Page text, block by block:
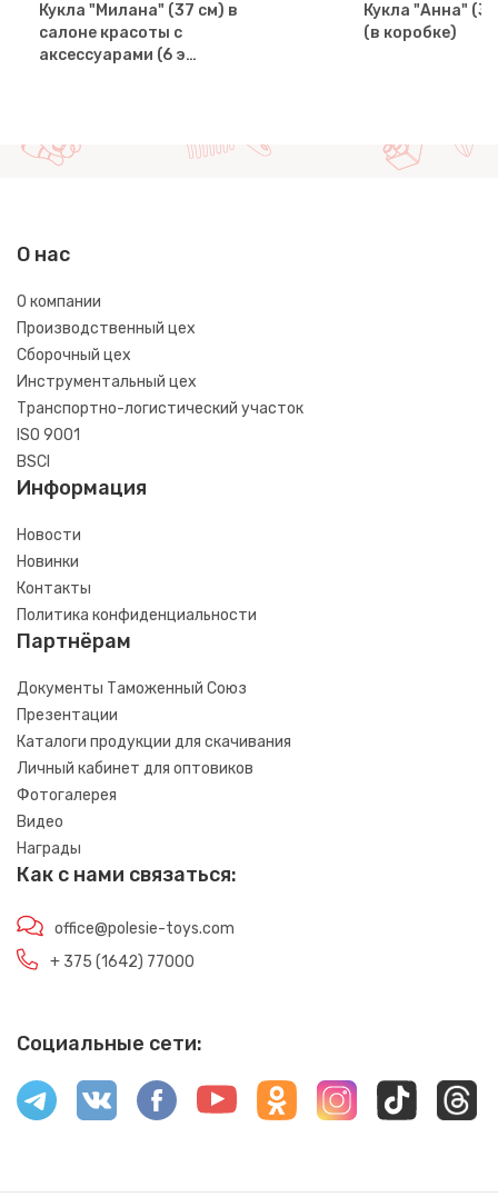
Кукла "Милана" (37 см) в
салоне красоты с
аксессуарами (6 э…
Кукла "Анна"
(в коробке)
О нас
О компании
Производственный цех
Сборочный цех
Инструментальный цех
Транспортно-логистический участок
ISO 9001
BSCI
Информация
Новости
Новинки
Контакты
Политика конфиденциальности
Партнёрам
Документы Таможенный Союз
Презентации
Каталоги продукции для скачивания
Личный кабинет для оптовиков
Фотогалерея
Видео
Награды
Как с нами связаться:
office@polesie-toys.com
+ 375 (1642) 77000
Социальные сети: